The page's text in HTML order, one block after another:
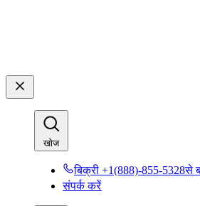
खोज​​
बिक्री +1(888)-855-5328से
संपर्क करें​​